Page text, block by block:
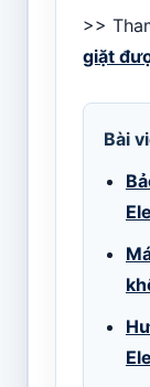
>>
giặt
Bài